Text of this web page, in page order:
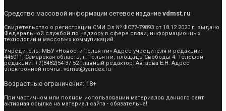
Средство массовой информации сетевое издание vdmst.ru
Свидетельство о регистрации СМИ Эл № ФС77-79893 от 18.12.2020 г. выдано
Федеральной службой по надзору в сфере связи, информационных
технологий и массовых коммуникаций.
Учредитель: МБУ «Новости Тольятти» Адрес учредителя и редакции:
445011, Самарская область, г. Тольятти, площадь Свободы 4. Телефон
редакции: +7(8482)54-37-52 Главный редактор: Автаева Е.Н. Адрес
электронной почты: vdmst@yandex.ru
Возрастные ограничения: 18+
При частичном или полном использовании материалов данного сайт
активная ссылка на материал сайта - обязательна!